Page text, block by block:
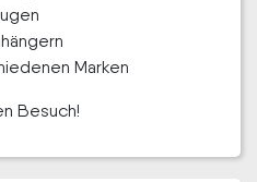
Marken
Besuch!